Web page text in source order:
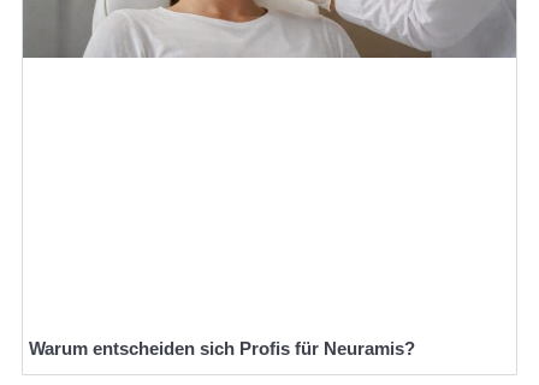
Warum entscheiden sich Profis für Neuramis?